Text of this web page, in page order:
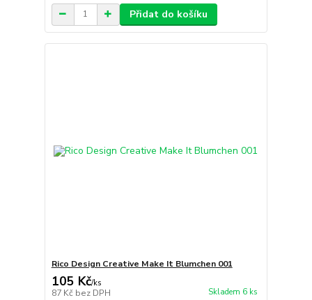
Přidat do košíku
Rico Design Creative Make It Blumchen 001
105 Kč/ks
87 Kč bez DPH Skladem 6 ks